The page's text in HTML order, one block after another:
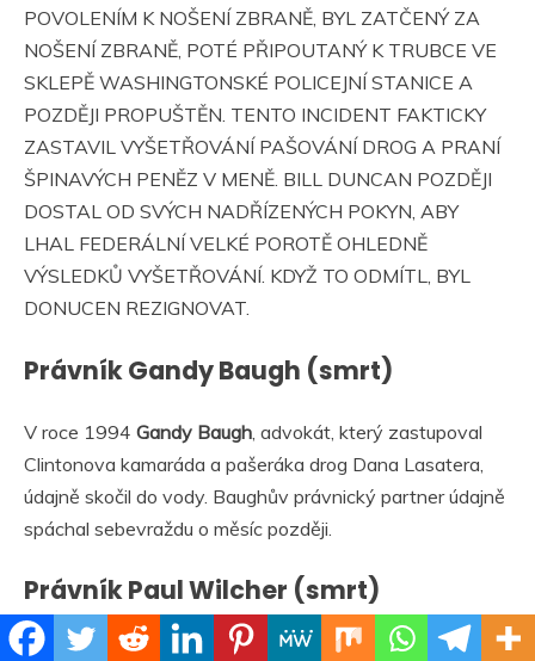
POVOLENÍM K NOŠENÍ ZBRANĚ, BYL ZATČENÝ ZA
NOŠENÍ ZBRANĚ, POTÉ PŘIPOUTANÝ K TRUBCE VE
SKLEPĚ WASHINGTONSKÉ POLICEJNÍ STANICE A
POZDĚJI PROPUŠTĚN. TENTO INCIDENT FAKTICKY
ZASTAVIL VYŠETŘOVÁNÍ PAŠOVÁNÍ DROG A PRANÍ
ŠPINAVÝCH PENĚZ V MENĚ. BILL DUNCAN POZDĚJI
DOSTAL OD SVÝCH NADŘÍZENÝCH POKYN, ABY
LHAL FEDERÁLNÍ VELKÉ POROTĚ OHLEDNĚ
VÝSLEDKŮ VYŠETŘOVÁNÍ. KDYŽ TO ODMÍTL, BYL
DONUCEN REZIGNOVAT.
Právník Gandy Baugh (smrt)
V roce 1994 Gandy Baugh , advokát, který zastupoval
Clintonova kamaráda a pašeráka drog Dana Lasatera,
údajně skočil do vody. Baughův právnický partner údajně
spáchal sebevraždu o měsíc později.
Právník Paul Wilcher (smrt)
Washingtonský právník Paul Wilcherbyl nalezený mrtvý